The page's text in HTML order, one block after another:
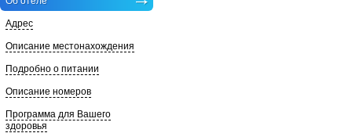
Адрес
Описание местонахождения
Подробно о питании
Описание номеров
Программа для Вашего
здоровья